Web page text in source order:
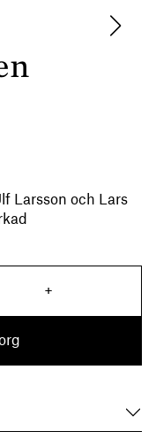
Larsson och Lars
Svanen mässing
+